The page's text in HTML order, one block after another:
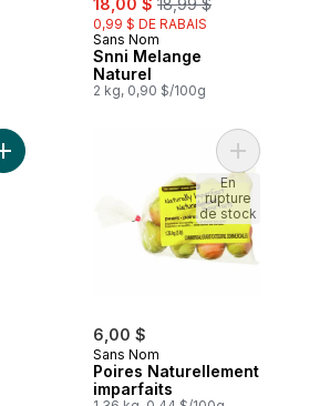
18,00 $ 18,99 $
0,99 $ DE RABAIS
Sans Nom
Snni Melange
Naturel
2 kg, 0,90 $/100g
Ajouter Nnni Citrons 3 Lb au panier
6,00 $
Sans Nom
Poires Naturellement
imparfaits
Ajouter
En
rupture
de stock